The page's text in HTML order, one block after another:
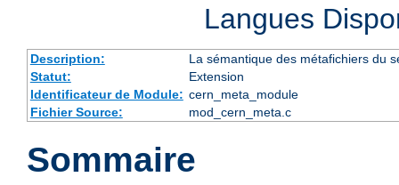
Langues
Description:
La sémantique des métafichiers du
Statut:
Extension
Identificateur de Module: cern_meta_module
Fichier Source:
mod_cern_meta.c
Sommaire